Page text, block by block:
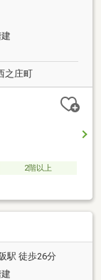
之庄町
2階以上
駅 徒歩26分